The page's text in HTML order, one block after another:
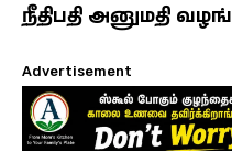
நீதிபதி அனுமதி
Advertisement